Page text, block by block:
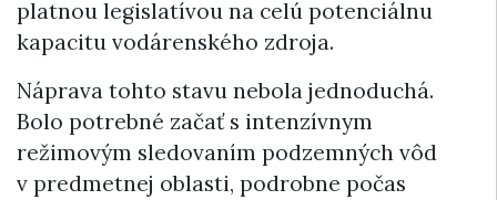
platnou legislatívou na celú potenciálnu
kapacitu vodárenského zdroja.
Náprava tohto stavu nebola jednoduchá.
Bolo potrebné začať s intenzívnym
režimovým sledovaním podzemných vôd
v predmetnej oblasti, podrobne počas